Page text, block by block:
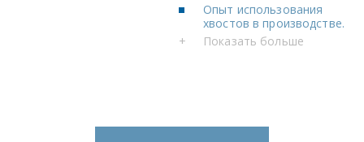
Опыт использования
хвостов в производстве.
+
Показать больше